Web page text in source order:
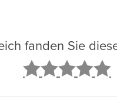
fanden Sie